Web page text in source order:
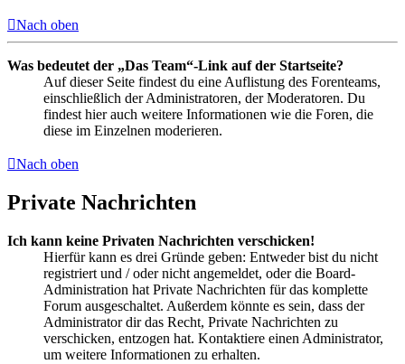
Nach oben
Was bedeutet der „Das Team“-Link auf der Startseite?
Auf dieser Seite findest du eine Auflistung des Forenteams,
einschließlich der Administratoren, der Moderatoren. Du
findest hier auch weitere Informationen wie die Foren, die
diese im Einzelnen moderieren.
Nach oben
Private Nachrichten
Ich kann keine Privaten Nachrichten verschicken!
Hierfür kann es drei Gründe geben: Entweder bist du nicht
registriert und / oder nicht angemeldet, oder die Board-
Administration hat Private Nachrichten für das komplette
Forum ausgeschaltet. Außerdem könnte es sein, dass der
Administrator dir das Recht, Private Nachrichten zu
verschicken, entzogen hat. Kontaktiere einen Administrator,
um weitere Informationen zu erhalten.